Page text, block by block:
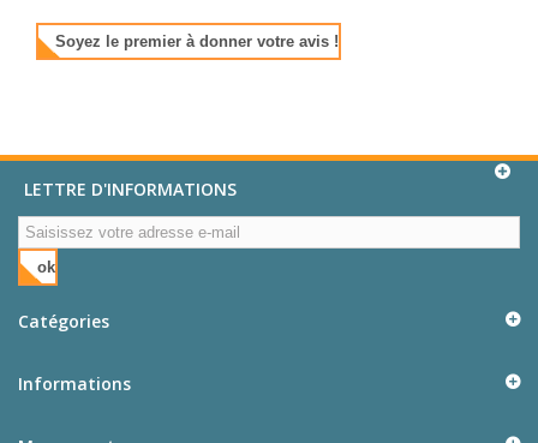
Soyez le premier à donner votre avis !
LETTRE D'INFORMATIONS
ok
Catégories
Informations